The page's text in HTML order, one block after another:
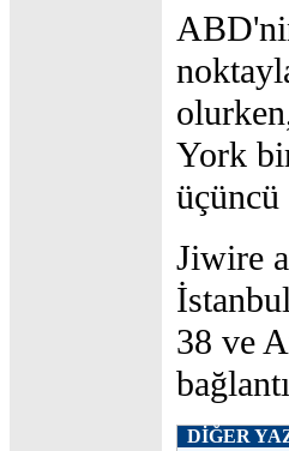
York
üçüncü
Jiwire
38 ve
DİĞER